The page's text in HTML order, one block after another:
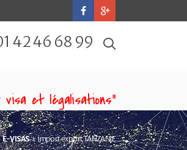
42 46 68 99
visa et légalisations”
E-VISAS import export TANZANIE